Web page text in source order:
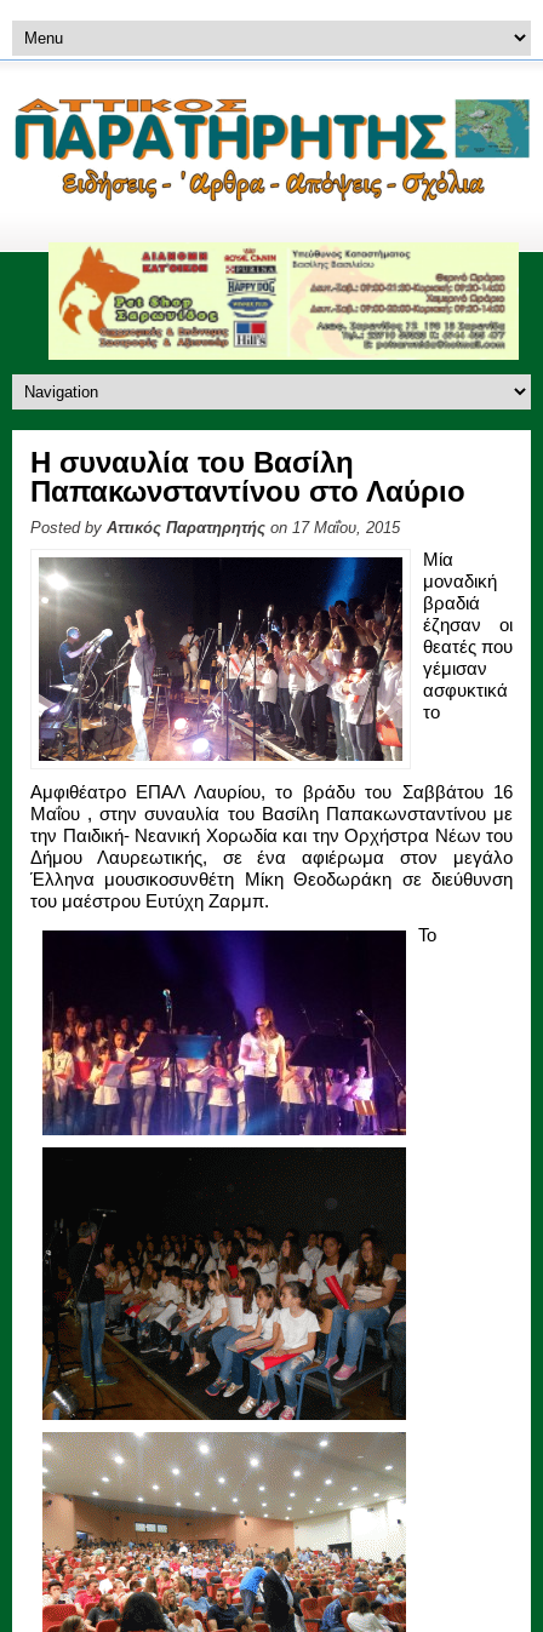
Η συναυλία του Βασίλη
Παπακωνσταντίνου στο Λαύριο
Posted by Αττικός Παρατηρητής on 17 Μαΐου, 2015
Μία
μοναδική
βραδιά
έζησαν οι
θεατές που
γέμισαν
ασφυκτικά
το
Αμφιθέατρο ΕΠΑΛ Λαυρίου, το βράδυ του Σαββάτου 16
Μαΐου , στην συναυλία του Βασίλη Παπακωνσταντίνου με
την Παιδική- Νεανική Χορωδία και την Ορχήστρα Νέων του
Δήμου Λαυρεωτικής, σε ένα αφιέρωμα στον μεγάλο
Έλληνα μουσικοσυνθέτη Μίκη Θεοδωράκη σε διεύθυνση
του μαέστρου Ευτύχη Ζαρμπ.
Το